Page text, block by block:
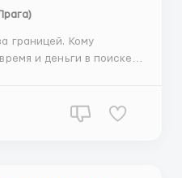
Кому
и деньги в поиске
проработал не один год